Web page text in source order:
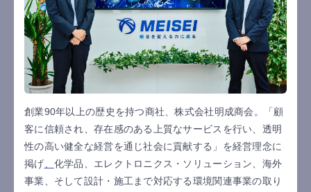
創業90年以上の歴史を持つ商社、株式会社明成商会。「顧
客に信頼され、存在感のある上質なサービスを行い、透明
性の高い健全な経営を通じ社会に貢献する」を経営理念に
掲げ
化学品、エレクトロニクス・ソリューション、海外
事業、そして設計・施工まで対応する環境関連事業の取り